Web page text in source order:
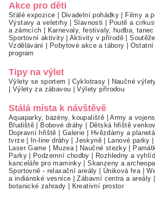
Akce pro děti
Stálé expozice Divadelní pohádky Filmy a
Výstavy a veletrhy|Slavnosti Poutě a
a zámcích
Karnevaly, festivaly, hudba, tanec
Sportovní aktivity|Aktivity v přírodě |
Vzdělávání
Pobytové akce a tábory Ostatní
program
Tipy na výlet
Výlety se sportem Cyklotrasy Naučné
Výlety za zábavou |Výlety přírodou
Stálá místa k návštěvě
Aquaparky, bazény, koupaliště |Army a
Bludiště
Bobové dráhy Dětská hřiště
Dopravní hřiště
Galerie Hvězdárny a
tvrze| In-line dráhy |Jeskyně| Lanové parky
Laser Game
Muzea| Naučné stezky
Parky| Podzemní chodby Rozhledny a
kanceláře pro maminky |Skanzeny a
Sportovně - relaxační areály
Úniková hra|
a indiánské vesnice |Zábavní centra a areály
botanické zahrady
Kreativní prostor